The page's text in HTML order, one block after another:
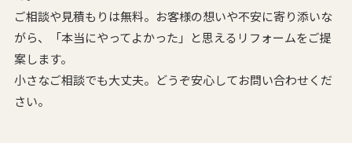
ご相談や見積もりは無料。お客様の想いや不安に寄り添いな
がら、
「本当にやってよかった」と思えるリフォームをご提
案します。
小さなご相談でも大丈夫。どうぞ安心してお問い合わせくだ
さい。